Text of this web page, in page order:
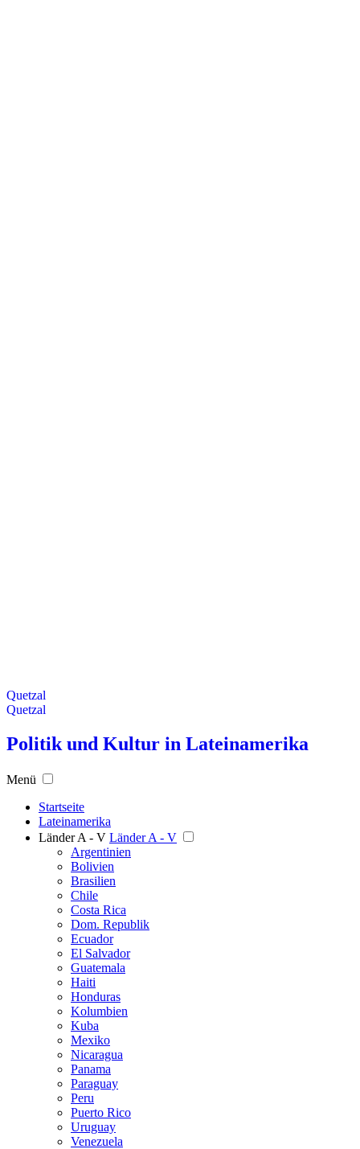
Quetzal
Quetzal
Politik und Kultur in Lateinamerika
Menü
Startseite
Lateinamerika
Länder A - V Länder A - V
Argentinien
Bolivien
Brasilien
Chile
Costa Rica
Dom. Republik
Ecuador
El Salvador
Guatemala
Haiti
Honduras
Kolumbien
Kuba
Mexiko
Nicaragua
Panama
Paraguay
Peru
Puerto Rico
Uruguay
Venezuela